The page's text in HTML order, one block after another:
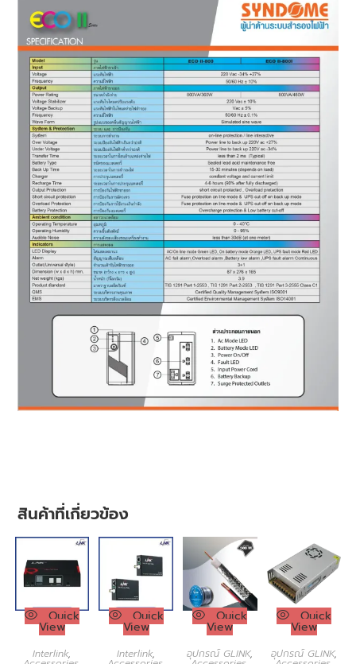
สินค้าที่เกี่ยวข้อง
Quick
View
Interlink,
Quick
View
Interlink,
Quick
View
อุปกรณ์ GLINK,
Quick
View
อุปกรณ์ GLINK,